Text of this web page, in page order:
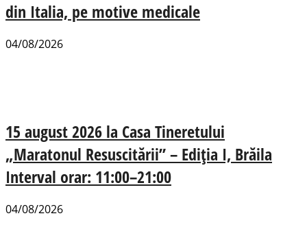
din Italia, pe motive medicale
04/08/2026
15 august 2026 la Casa Tineretului
„Maratonul Resuscitării” – Ediția I, Brăila
Interval orar: 11:00–21:00
04/08/2026